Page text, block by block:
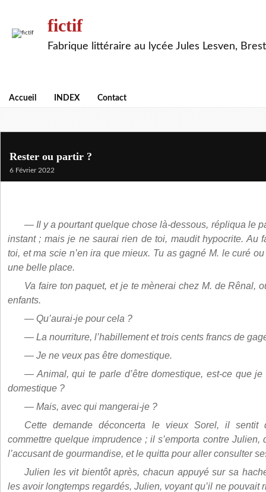
fictif
Fabrique littéraire au lycée Jules Lesven, Brest
Accueil INDEX Contact
Rester ou partir ?
6 Février 2022
— Il y a pourtant quelque chose là-dessous, répliqua le
instant ; mais je ne saurai rien de toi, maudit hypocrite. Au
toi, et ma scie n’en ira que mieux. Tu as gagné M. le curé
une belle place.
Va faire ton paquet, et je te mènerai chez M. de Rênal,
enfants.
— Qu’aurai-je pour cela ?
— La nourriture, l’habillement et trois cents francs de
— Je ne veux pas être domestique.
— Animal, qui te parle d’être domestique, est-ce que
domestique ?
— Mais, avec qui mangerai-je ?
Cette demande déconcerta le vieux Sorel, il sentit
commettre quelque imprudence ; il s’emporta contre Julien,
l’accusant de gourmandise, et le quitta pour aller consulter
Julien les vit bientôt après, chacun appuyé sur sa
les avoir longtemps regardés, Julien, voyant qu’il ne pouvait